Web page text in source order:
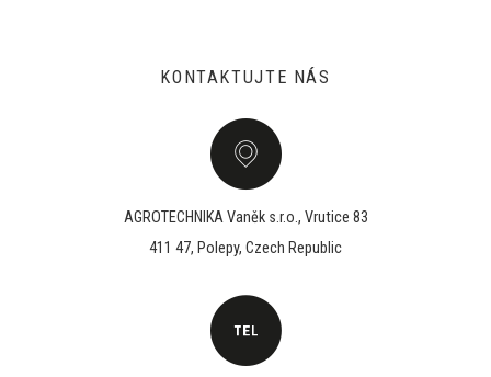
KONTAKTUJTE NÁS
AGROTECHNIKA Vaněk s.r.o., Vrutice 83
411 47, Polepy, Czech Republic